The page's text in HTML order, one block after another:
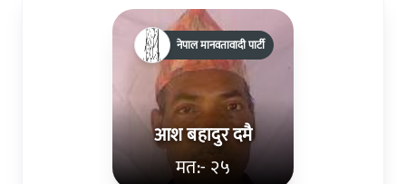
आश बहादुर दमै
मत:- २५
नेपाल मानवतावादी पार्टी